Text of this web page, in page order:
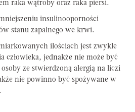
raka wątroby oraz raka piersi.
insulinooporności
stanu zapalnego we krwi.
ilościach jest zwykle
człowieka, jednakże nie może być
ze stwierdzoną alergią na liczi
nie powinno być spożywane w